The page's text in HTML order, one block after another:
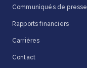
Communiqués de presse
Rapports financiers
Carrières
Contact